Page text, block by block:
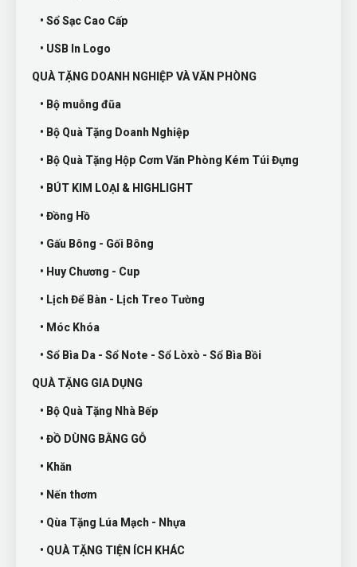
• Sổ Sạc Cao Cấp
• USB In Logo
QUÀ TẶNG DOANH NGHIỆP VÀ VĂN PHÒNG
• Bộ muỗng đũa
• Bộ Quà Tặng Doanh Nghiệp
• Bộ Quà Tặng Hộp Cơm Văn Phòng Kém Túi Đựng
• BÚT KIM LOẠI & HIGHLIGHT
• Đồng Hồ
• Gấu Bông - Gối Bông
• Huy Chương - Cup
• Lịch Để Bàn - Lịch Treo Tường
• Móc Khóa
• Sổ Bìa Da - Sổ Note - Sổ Lòxò - Sổ Bìa Bồi
QUÀ TẶNG GIA DỤNG
• Bộ Quà Tặng Nhà Bếp
• ĐỒ DÙNG BẰNG GỖ
• Khăn
• Nến thơm
• Qùa Tặng Lúa Mạch - Nhựa
• QUÀ TẶNG TIỆN ÍCH KHÁC